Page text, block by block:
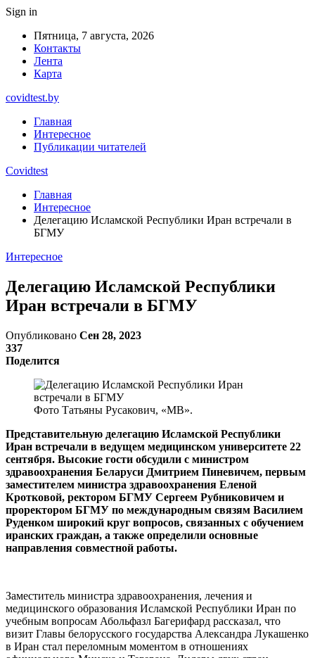
Sign in
Пятница, 7 августа, 2026
Контакты
Лента
Карта
covidtest.by
Главная
Интересное
Публикации читателей
Covidtest
Главная
Интересное
Делегацию Исламской Республики Иран встречали в
БГМУ
Интересное
Делегацию Исламской Республики
Иран встречали в БГМУ
Опубликовано Сен 28, 2023
337
Поделится
Фото Татьяны Русакович, «МВ».
Представительную делегацию Исламской Республики
Иран встречали в ведущем медицинском университете 22
сентября. Высокие гости обсудили с министром
здравоохранения Беларуси Дмитрием Пиневичем, первым
заместителем министра здравоохранения Еленой
Кротковой, ректором БГМУ Сергеем Рубниковичем и
проректором БГМУ по международным связям Василием
Руденком широкий круг вопросов, связанных с обучением
иранских граждан, а также определили основные
направления совместной работы.
Заместитель министра здравоохранения, лечения и
медицинского образования Исламской Республики Иран по
учебным вопросам Абольфазл Багерифард рассказал, что
визит Главы белорусского государства Александра Лукашенко
в Иран стал переломным моментом в отношениях